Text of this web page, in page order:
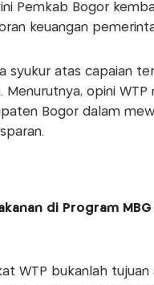
Pemkab Bogor
keuangan
syukur atas capaian
opini WTP
Bogor dalam
di Program MBG
WTP bukanlah tujuan